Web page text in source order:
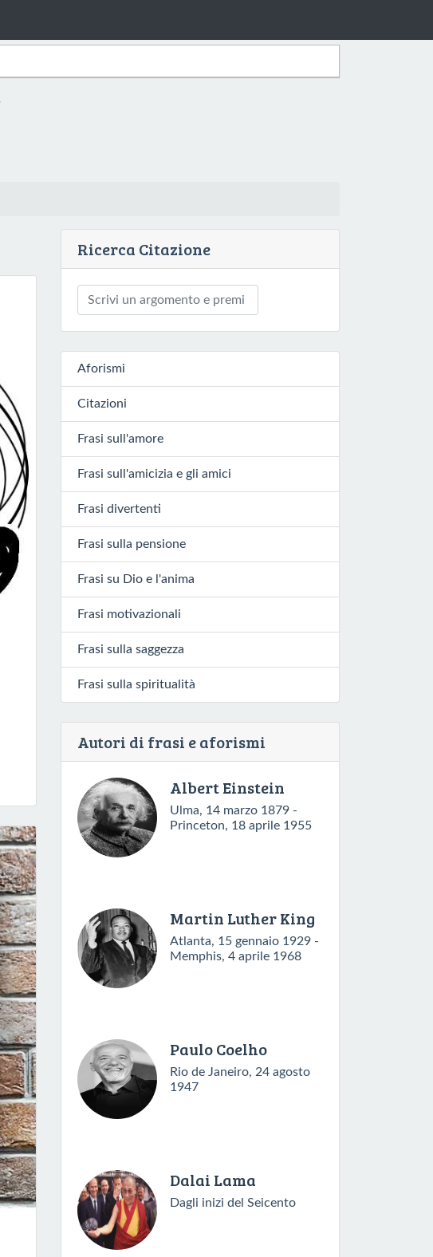
Ricerca Citazione
Aforismi
Citazioni
Frasi sull'amore
Frasi sull'amicizia e gli amici
Frasi divertenti
Frasi sulla pensione
Frasi su Dio e l'anima
Frasi motivazionali
Frasi sulla saggezza
Frasi sulla spiritualità
Autori di frasi e aforismi
Albert Einstein
Ulma, 14 marzo 1879 -
Princeton, 18 aprile 1955
Martin Luther King
Atlanta, 15 gennaio 1929 -
Memphis, 4 aprile 1968
Paulo Coelho
Rio de Janeiro, 24 agosto
1947
Dalai Lama
Dagli inizi del Seicento